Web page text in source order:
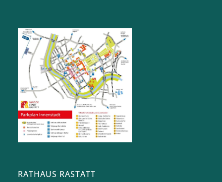
RATHAUS RASTATT